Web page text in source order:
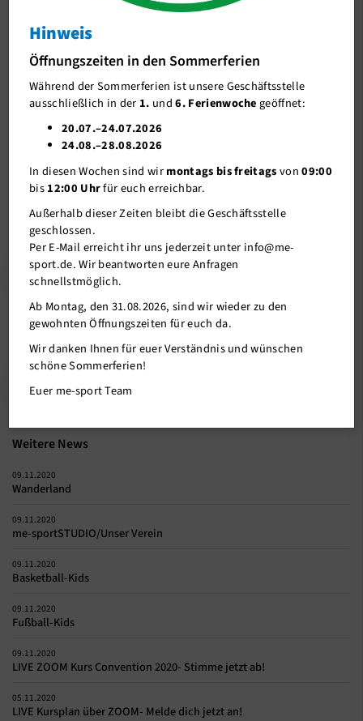
Kids
LIVE-Zoom-Sportprogramm
(Ball)Training, Tanzen und Sporteln
Sportprogramm zusammen mit derBasketball-,Fußball- und
Tanzabteilungfür euch vorbereitet.
Wir freuen uns gemeinsam mit euch das Wohnzimmer sportlich,
spielrisch und tänzerisch erobern zu dürfen!
weitere Informationen
Weitere News
09.11.2020
Wanderland
09.11.2020
me-sportSTUDIO/Unser Verein
09.11.2020
Basketball-Kids
09.11.2020
Fußball-Kids
09.11.2020
LIVE ZOOM Kurs Convention 2020- Stimme jetzt ab!
05.11.2020
LIVE Kursplan über ZOOM- Melde dich jetzt an!
J-Team
Stellenangebote
Förderverein me-sport e.V.
Mitgliederservice
Verantwortung
Hinweis
Öffnungszeiten in den Sommerferien
Während der Sommerferien ist unsere Geschäftsstelle
ausschließlich in der 1. und6. Ferienwochegeöffnet:
20.07.–24.07.2026
24.08.–28.08.2026
In diesen Wochen sind wirmontags bis freitagsvon09:00
bis12:00 Uhrfür euch erreichbar.
Außerhalb dieser Zeiten bleibt die Geschäftsstelle
geschlossen.
Per E-Mail erreicht ihr uns jederzeit unter info@me-
sport.de. Wir beantworten eure Anfragen
schnellstmöglich.
Ab Montag, den 31.08.2026, sind wir wieder zu den
gewohnten Öffnungszeiten für euch da.
Wir danken Ihnen für euer Verständnis und wünschen
schöne Sommerferien!
Euer me-sport Team